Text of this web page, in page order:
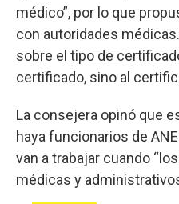
médico”, por lo que
con autoridades
sobre el tipo de
certificado, sino al
La consejera opinó que
haya funcionarios de
van a trabajar cuando
médicas y